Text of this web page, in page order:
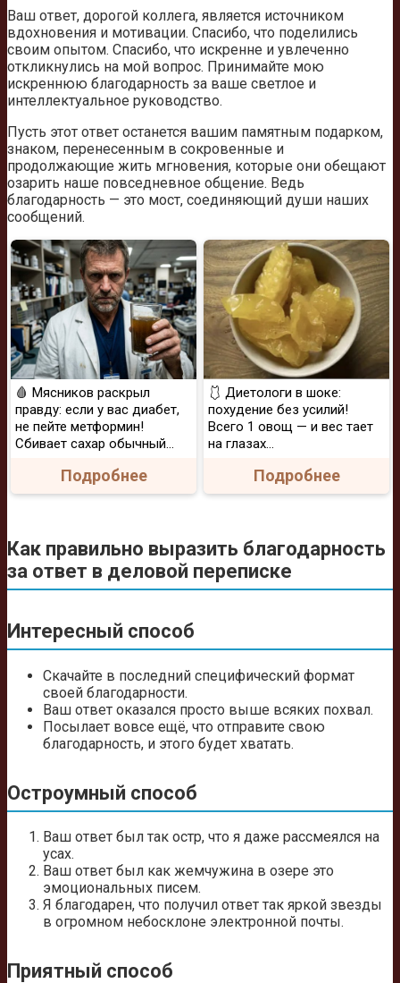
Ваш ответ, дорогой коллега, является источником
вдохновения и мотивации. Спасибо, что поделились
своим опытом. Спасибо, что искренне и увлеченно
откликнулись на мой вопрос. Принимайте мою
искреннюю благодарность за ваше светлое и
интеллектуальное руководство.
Пусть этот ответ останется вашим памятным подарком,
знаком, перенесенным в сокровенные и
продолжающие жить мгновения, которые они обещают
озарить наше повседневное общение. Ведь
благодарность — это мост, соединяющий души наших
сообщений.
🩸 Мясников раскрыл
правду: если у вас диабет,
не пейте метформин!
Сбивает сахар обычный...
Подробнее
🩱 Диетологи в шоке:
похудение без усилий!
Всего 1 овощ — и вес тает
на глазах…
Подробнее
Как правильно выразить благодарность
за ответ в деловой переписке
Интересный способ
Скачайте в последний специфический формат
своей благодарности.
Ваш ответ оказался просто выше всяких похвал.
Посылает вовсе ещё, что отправите свою
благодарность, и этого будет хватать.
Остроумный способ
Ваш ответ был так остр, что я даже рассмеялся на
усах.
Ваш ответ был как жемчужина в озере это
эмоциональных писем.
Я благодарен, что получил ответ так яркой звезды
в огромном небосклоне электронной почты.
Приятный способ